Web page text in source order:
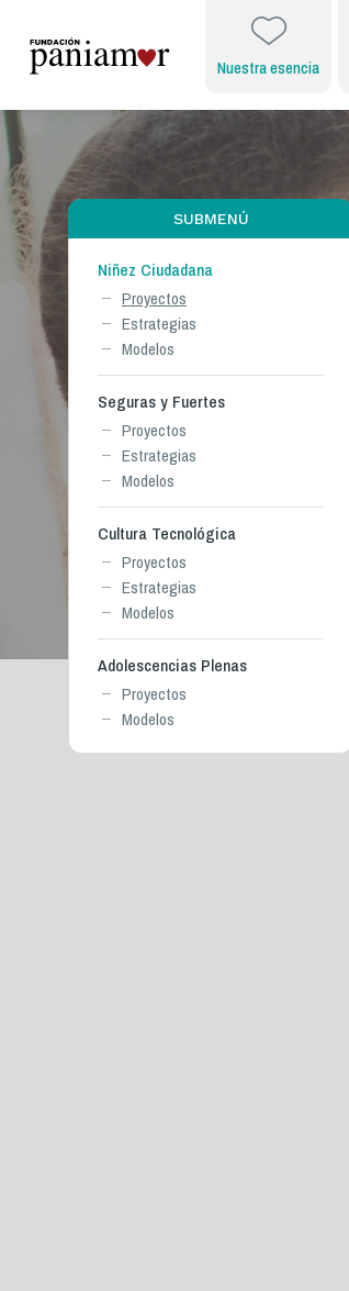
Nuestra esencia
SUBMENÚ
Niñez Ciudadana
Proyectos
Estrategias
Modelos
Seguras y Fuertes
Proyectos
Estrategias
Modelos
Cultura Tecnológica
Proyectos
Estrategias
Modelos
Adolescencias Plenas
Proyectos
Modelos